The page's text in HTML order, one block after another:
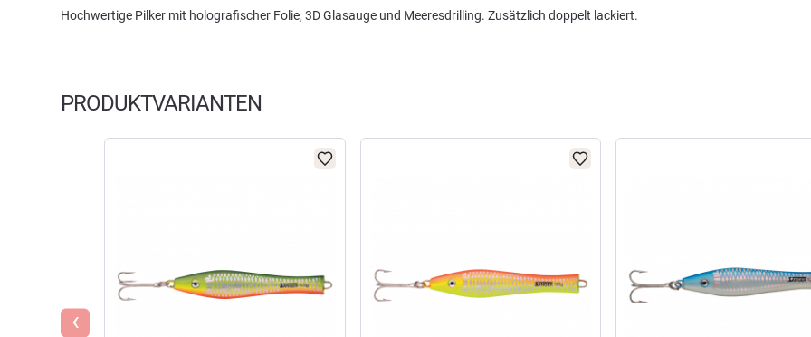
Hochwertige Pilker mit holografischer Folie, 3D Glasauge und Meeresdrilling. Zusätzlich doppelt lackiert.
PRODUKTVARIANTEN
‹